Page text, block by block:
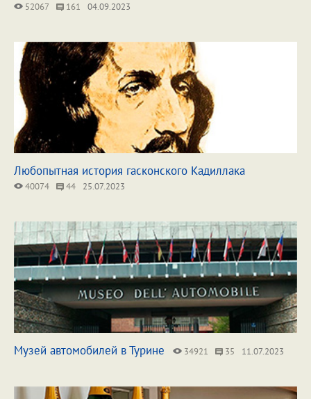
52067 161 04.09.2023
Любопытная история гасконского Кадиллака
40074 44 25.07.2023
Музей автомобилей в Турине 34921 35 11.07.2023